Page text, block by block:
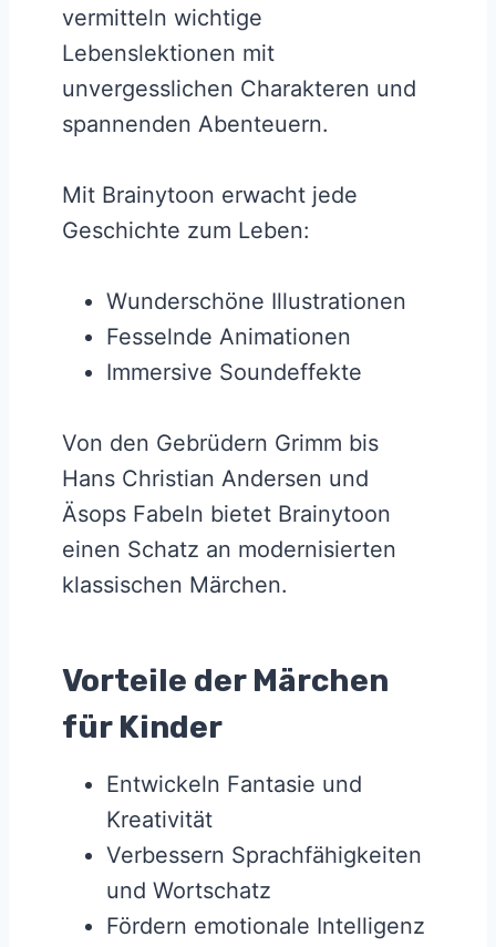
vermitteln wichtige
Lebenslektionen mit
unvergesslichen Charakteren und
spannenden Abenteuern.
Mit Brainytoon erwacht jede
Geschichte zum Leben:
Wunderschöne Illustrationen
Fesselnde Animationen
Immersive Soundeffekte
Von den Gebrüdern Grimm bis
Hans Christian Andersen und
Äsops Fabeln bietet Brainytoon
einen Schatz an modernisierten
klassischen Märchen.
Vorteile der Märchen
für Kinder
Entwickeln Fantasie und
Kreativität
Verbessern Sprachfähigkeiten
und Wortschatz
Fördern emotionale Intelligenz